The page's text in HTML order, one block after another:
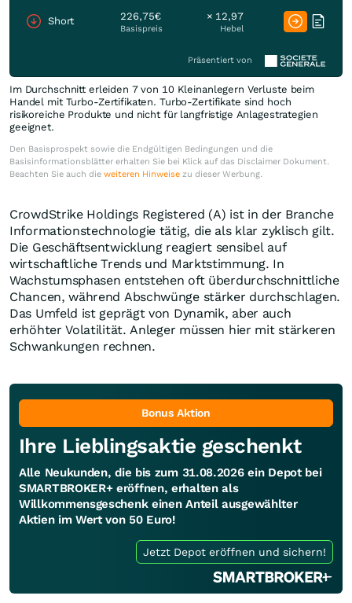
Short 226,75€
Basispreis
× 12,97
Hebel
Präsentiert von
Im Durchschnitt erleiden 7 von 10 Kleinanlegern Verluste beim
Handel mit Turbo-Zertifikaten. Turbo-Zertifikate sind hoch
risikoreiche Produkte und nicht für langfristige Anlagestrategien
geeignet.
Den Basisprospekt sowie die Endgültigen Bedingungen und die
Basisinformationsblätter erhalten Sie bei Klick auf das Disclaimer Dokument.
Beachten Sie auch die weiteren Hinweise zu dieser Werbung.
CrowdStrike Holdings Registered (A) ist in der Branche
Informationstechnologie tätig, die als klar zyklisch gilt.
Die Geschäftsentwicklung reagiert sensibel auf
wirtschaftliche Trends und Marktstimmung. In
Wachstumsphasen entstehen oft überdurchschnittliche
Chancen, während Abschwünge stärker durchschlagen.
Das Umfeld ist geprägt von Dynamik, aber auch
erhöhter Volatilität. Anleger müssen hier mit stärkeren
Schwankungen rechnen.
Bonus Aktion
Ihre Lieblingsaktie geschenkt
Alle Neukunden, die bis zum 31.08.2026 ein Depot bei
SMARTBROKER+ eröffnen, erhalten als
Willkommensgeschenk einen Anteil ausgewählter
Aktien im Wert von 50 Euro!
Jetzt Depot eröffnen und sichern!